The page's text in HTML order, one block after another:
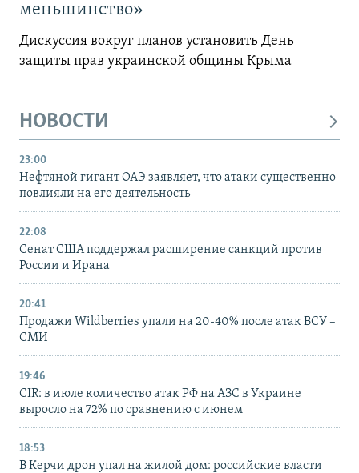
меньшинство»
Дискуссия вокруг планов установить День
защиты прав украинской общины Крыма
НОВОСТИ
23:00
Нефтяной гигант ОАЭ заявляет, что атаки существенно
повлияли на его деятельность
22:08
Сенат США поддержал расширение санкций против
России и Ирана
20:41
Продажи Wildberries упали на 20-40% после атак ВСУ –
СМИ
19:46
CIR: в июле количество атак РФ на АЗС в Украине
выросло на 72% по сравнению с июнем
18:53
В Керчи дрон упал на жилой дом: российские власти